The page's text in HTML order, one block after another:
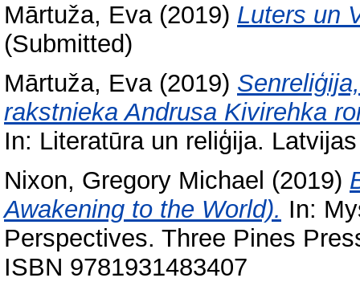
Mārtuža, Eva(2019) Luters un
(Submitted)
Mārtuža, Eva(2019)
rakstnieka Andrusa Kivirehka
In: Literatūra un reliģija.
Nixon, Gregory Michael (2019)
Awakening to the World). In:
Perspectives. Three Pines
ISBN 9781931483407